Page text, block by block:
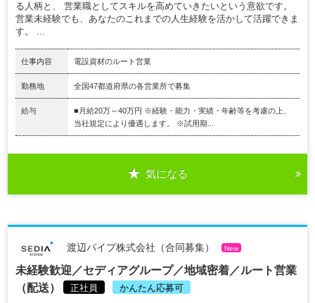
る人柄と、 営業職としてスキルを高めていきたいという意欲です。
営業未経験でも、あなたのこれまでの人生経験を活かして活躍できま
す。 ...
仕事内容 電設資材のルート営業
勤務地 全国47都道府県の各営業所で募集
給与
■月給20万～40万円 ※経験・能力・実績・年齢等を考慮の上、
当社規定により優遇します。 ※試用期...
気になる
渡辺パイプ株式会社（合同募集） New
未経験歓迎／セディアグループ／地域密着／ルート営業
（配送）
正社員 かんたん応募可